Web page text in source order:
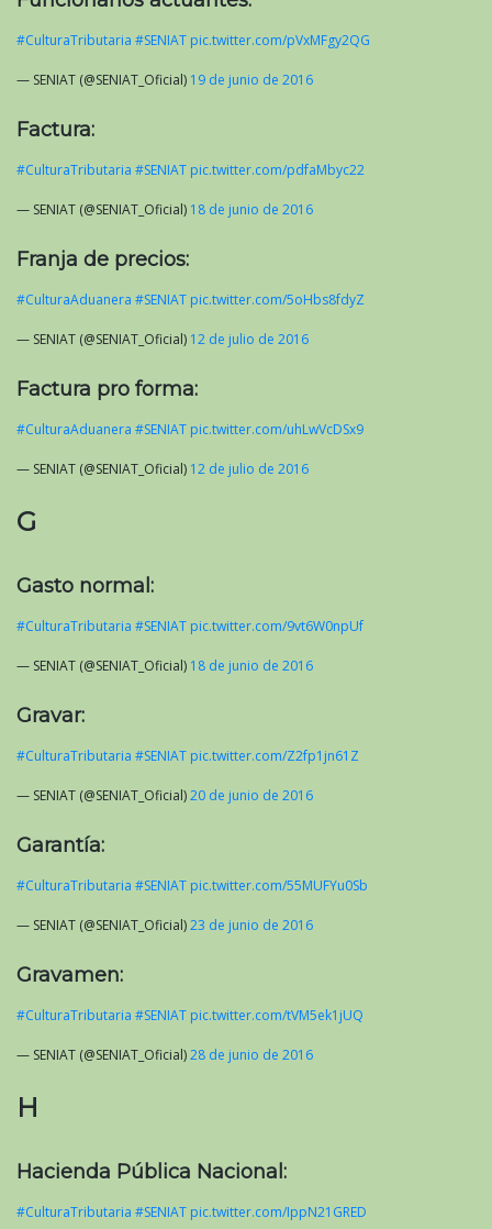
#CulturaTributaria #SENIAT pic.twitter.com/pVxMFgy2QG
— SENIAT (@SENIAT_Oficial) 19 de junio de 2016
Factura:
#CulturaTributaria #SENIAT pic.twitter.com/pdfaMbyc22
— SENIAT (@SENIAT_Oficial) 18 de junio de 2016
Franja de precios:
#CulturaAduanera #SENIAT pic.twitter.com/5oHbs8fdyZ
— SENIAT (@SENIAT_Oficial) 12 de julio de 2016
Factura pro forma:
#CulturaAduanera #SENIAT pic.twitter.com/uhLwVcDSx9
— SENIAT (@SENIAT_Oficial) 12 de julio de 2016
G
Gasto normal:
#CulturaTributaria #SENIAT pic.twitter.com/9vt6W0npUf
— SENIAT (@SENIAT_Oficial) 18 de junio de 2016
Gravar:
#CulturaTributaria #SENIAT pic.twitter.com/Z2fp1jn61Z
— SENIAT (@SENIAT_Oficial)20 de junio de 2016
Garantía:
#CulturaTributaria #SENIAT pic.twitter.com/55MUFYu0Sb
— SENIAT (@SENIAT_Oficial)23 de junio de 2016
Gravamen:
#CulturaTributaria #SENIAT pic.twitter.com/tVM5ek1jUQ
— SENIAT (@SENIAT_Oficial)28 de junio de 2016
H
Hacienda Pública Nacional:
#CulturaTributaria #SENIAT pic.twitter.com/IppN21GRED